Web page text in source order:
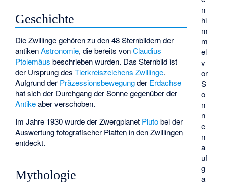
n
hi
m
m
el
v
or
S
o
n
n
e
n
a
uf
g
a
Geschichte
Die Zwillinge gehören zu den 48 Sternbildern der
antikenAstronomie, die bereits vonClaudius
Ptolemäus beschrieben wurden. Das Sternbild ist
der Ursprung desTierkreiszeichens Zwillinge.
Aufgrund der Präzessionsbewegungder Erdachse
hat sich der Durchgang der Sonne gegenüber der
Antikeaber verschoben.
Im Jahre 1930 wurde der Zwergplanet Plutobei der
Auswertung fotografischer Platten in den Zwillingen
entdeckt.
Mythologie